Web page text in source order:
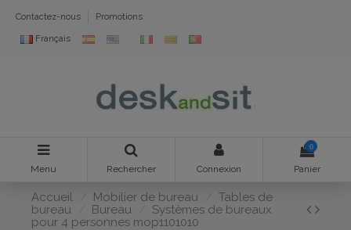
Contactez-nous Promotions
Français
Menu Rechercher Connexion
0
Panier
Accueil Mobilier de bureau
Tables de
bureau
Bureau
Systèmes de bureaux
pour 4 personnes mop1101010